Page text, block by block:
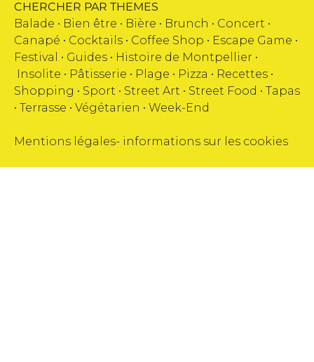
CHERCHER PAR THEMES
Balade • Bien être • Bière • Brunch • Concert •
Canapé • Cocktails • Coffee Shop • Escape Game •
Festival
• Guides • Histoire de Montpellier •
Insolite • Pâtisserie • Plage • Pizza • Recettes •
Shopping • Sport • Street Art • Street Food • Tapas
• Terrasse • Végétarien • Week-End
Mentions légales- informations sur les cookies